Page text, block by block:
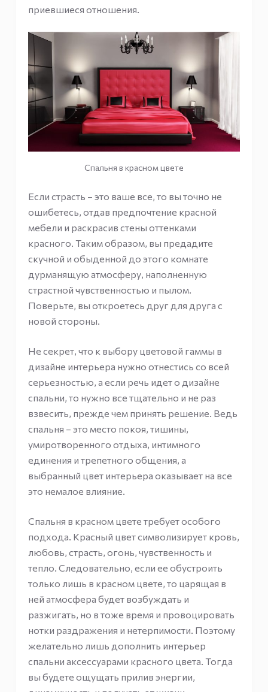
приевшиеся отношения.
Спальня в красном цвете
Если страсть – это ваше все, то вы точно не
ошибетесь, отдав предпочтение красной
мебели и раскрасив стены оттенками
красного. Таким образом, вы предадите
скучной и обыденной до этого комнате
дурманящую атмосферу, наполненную
страстной чувственностью и пылом.
Поверьте, вы откроетесь друг для друга с
новой стороны.
Не секрет, что к выбору цветовой гаммы в
дизайне интерьера нужно отнестись со всей
серьезностью, а если речь идет о дизайне
спальни, то нужно все тщательно и не раз
взвесить, прежде чем принять решение. Ведь
спальня – это место покоя, тишины,
умиротворенного отдыха, интимного
единения и трепетного общения, а
выбранный цвет интерьера оказывает на все
это немалое влияние.
Спальня в красном цвете требует особого
подхода. Красный цвет символизирует кровь,
любовь, страсть, огонь, чувственность и
тепло. Следовательно, если ее обустроить
только лишь в красном цвете, то царящая в
ней атмосфера будет возбуждать и
разжигать, но в тоже время и провоцировать
нотки раздражения и нетерпимости. Поэтому
желательно лишь дополнить интерьер
спальни аксессуарами красного цвета. Тогда
вы будете ощущать прилив энергии,